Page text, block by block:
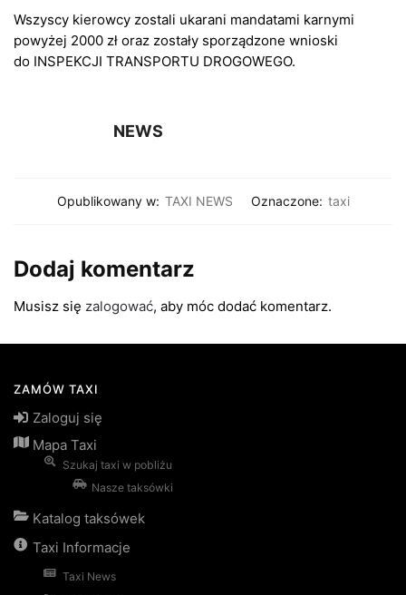
Wszyscy kierowcy zostali ukarani mandatami karnymi
powyżej 2000 zł oraz zostały sporządzone wnioski
do INSPEKCJI TRANSPORTU DROGOWEGO.
NEWS
Opublikowany w: TAXI NEWS Oznaczone: taxi
Dodaj komentarz
Musisz się zalogować, aby móc dodać komentarz.
ZAMÓW TAXI
Zaloguj się
Mapa Taxi
Szukaj taxi w pobliżu
Nasze taksówki
Katalog taksówek
Taxi Informacje
Taxi News